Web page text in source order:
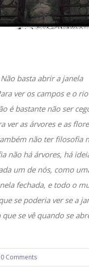
Não basta abrir a janela
ver os campos e o rio
é bastante não ser
ver as árvores e as
não ter filosofia
não há árvores, há
um de nós, como
fechada, e todo o
se poderia ver se a
que se vê quando se
0 Comments